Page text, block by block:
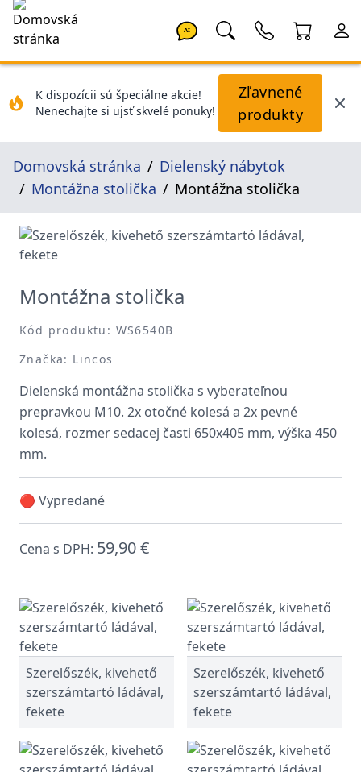
AI
K dispozícii sú špeciálne akcie!
Nenechajte si ujsť skvelé ponuky!
Zľavnené
produkty
Domovská stránka
Dielenský nábytok
Montážna stolička
Montážna stolička
Montážna stolička
Kód produktu: WS6540B
Značka: Lincos
Dielenská montážna stolička s vyberateľnou
prepravkou M10. 2x otočné kolesá a 2x pevné
kolesá, rozmer sedacej časti 650x405 mm, výška 450
mm.
🔴 Vypredané
Cena s DPH: 59,90 €
Szerelőszék, kivehető
szerszámtartó ládával,
fekete
Szerelőszék, kivehető
szerszámtartó ládával,
fekete